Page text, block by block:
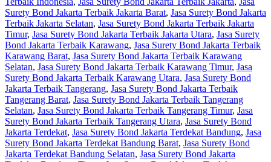
Surety Bond Jakarta Terbaik Jakarta Barat, Jasa Surety Bond Jakarta
Terbaik Jakarta Selatan, Jasa Surety Bond Jakarta Terbaik Jakarta
Timur, Jasa Surety Bond Jakarta Terbaik Jakarta Utara, Jasa Surety
Bond Jakarta Terbaik Karawang, Jasa Surety Bond Jakarta Terbaik
Karawang Barat, Jasa Surety Bond Jakarta Terbaik Karawang
Selatan, Jasa Surety Bond Jakarta Terbaik Karawang Timur, Jasa
Surety Bond Jakarta Terbaik Karawang Utara, Jasa Surety Bond
Jakarta Terbaik Tangerang, Jasa Surety Bond Jakarta Terbaik
Tangerang Barat, Jasa Surety Bond Jakarta Terbaik Tangerang
Selatan, Jasa Surety Bond Jakarta Terbaik Tangerang Timur, Jasa
Surety Bond Jakarta Terbaik Tangerang Utara, Jasa Surety Bond
Jakarta Terdekat, Jasa Surety Bond Jakarta Terdekat Bandung, Jasa
Surety Bond Jakarta Terdekat Bandung Barat, Jasa Surety Bond
Jakarta Terdekat Bandung Selatan, Jasa Surety Bond Jakarta